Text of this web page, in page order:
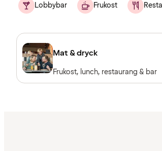
Lobbybar Frukost
Mat & dryck
Frukost, lunch, restaurang & bar